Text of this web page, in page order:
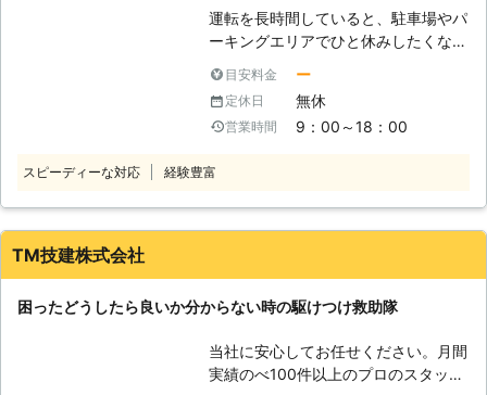
引き起こしてしまうことがあるので
す。 安全にバッテリー充電をするた
ロに依頼しましょう。 ●出張対応が
可能！出先のバッテリー切れにも対応
可能！ 弊社は無料で、電話相談と出
め、運転中や出先のバッテリー切れに
会社エムケイ」におまかせください。
●地域密着で迅速対応可能！ 目的地
に早く向かうためにも、車を早く動け
るようにしたいですよね。弊社は埼玉
県に、住所を置いています。埼玉県内
に迷うことなくお客様のもとに向かう
ライブで急に車が動かなくなってしま
ったら、楽しい気分が台無しですよ
しい休日に戻れるように努めさせてい
ただきます。 ●終わりに 車のエンジ
段から車いじりをしている人なら対応
できるかもしれませんが、ほとんどの
運転を長時間していると、駐車場やパ
ーキングエリアでひと休みしたくなる
ょうか。車を停めて、カーステレオで
音楽を聴きながら飲み物を飲んで休憩
する時間は運転の合間の癒しのひとと
を止めたまま、カーステレオやライト
して車を動かすことができない場合が
あれ、車が動かないから家に帰れな
い」 こんなとき、できる限り早く対
目安料金 ー
定休日 無休
営業時間 9：00～18：00
スピーディーな対応 経験豊富
TM技建株式会社
困ったどうしたら良いか分からない時の駆けつけ救助隊
当社に安心してお任せください。月間
実績のべ100件以上のプロのスタッフ